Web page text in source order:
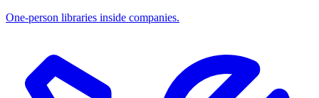
One-person libraries inside companies.